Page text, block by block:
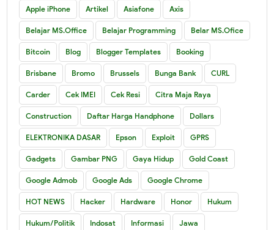
Apple iPhone Artikel Asiafone Axis
Belajar MS.Office Belajar Programming Belar MS.Ofice
Bitcoin Blog Blogger Templates Booking
Brisbane Bromo Brussels Bunga Bank CURL
Carder Cek IMEI Cek Resi Citra Maja Raya
Construction Daftar Harga Handphone Dollars
ELEKTRONIKA DASAR Epson Exploit GPRS
Gadgets Gambar PNG Gaya Hidup Gold Coast
Google Admob Google Ads Google Chrome
HOT NEWS Hacker Hardware Honor Hukum
Hukum/Politik Indosat Informasi Jawa